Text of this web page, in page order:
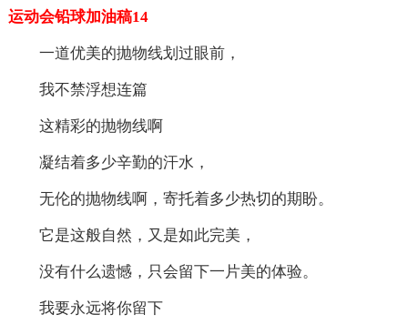
运动会铅球加油稿14
一道优美的抛物线划过眼前，
我不禁浮想连篇
这精彩的抛物线啊
凝结着多少辛勤的汗水，
无伦的抛物线啊，寄托着多少热切的期盼。
它是这般自然，又是如此完美，
没有什么遗憾，只会留下一片美的体验。
我要永远将你留下